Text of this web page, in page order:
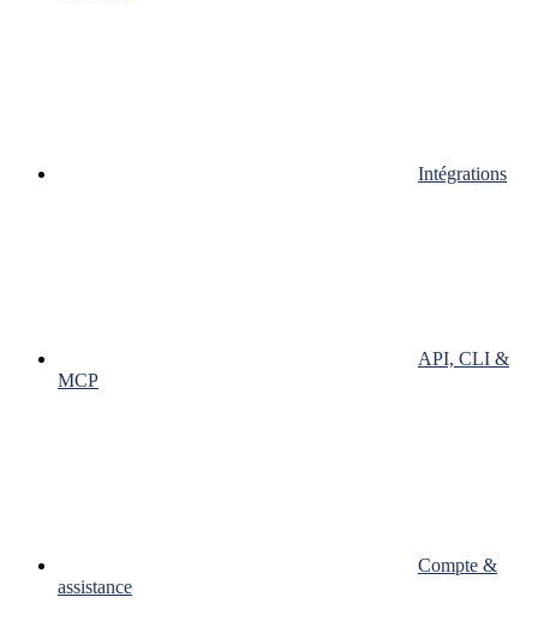
Intégrations
API, CLI &
MCP
Compte &
assistance